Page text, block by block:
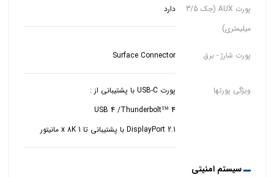
پورت AUX (جک 3/5
میلیمتری)
دارد
پورت شارژ - برق Surface Connector
ویژگی پورتها
USB 4 /Thunderbolt™ 4
DisplayPort 2.1 با پشتیبانی تا 1 x 8K مانیتور
سیستم امنیتی